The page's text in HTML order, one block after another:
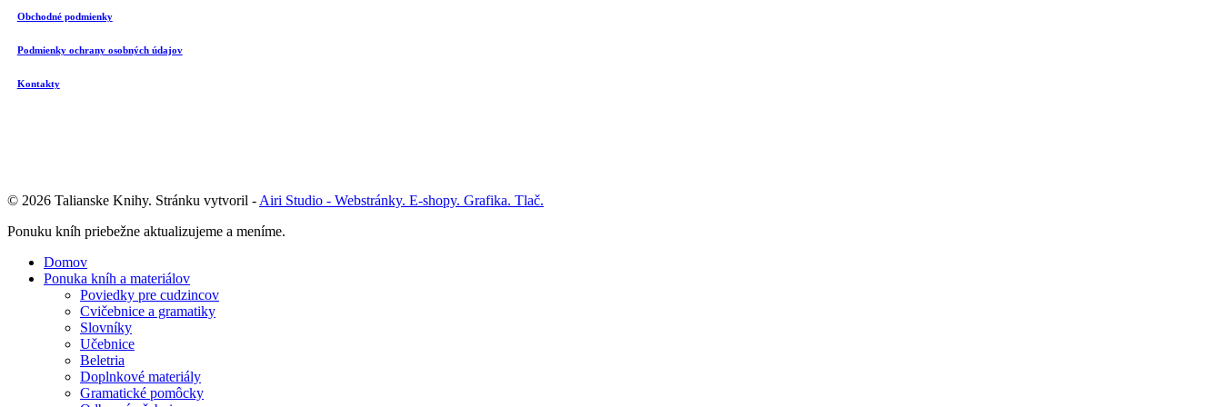
Obchodné podmienky
Podmienky ochrany osobných údajov
Kontakty
© 2026 Talianske Knihy. Stránku vytvoril -Airi Studio - Webstránky. E-shopy. Grafika. Tlač.
Close
Ponuku kníh priebežne aktualizujeme a meníme.
Domov
Ponuka kníh a materiálov
Poviedky pre cudzincov
Cvičebnice a gramatiky
Slovníky
Učebnice
Beletria
Doplnkové materiály
Gramatické pomôcky